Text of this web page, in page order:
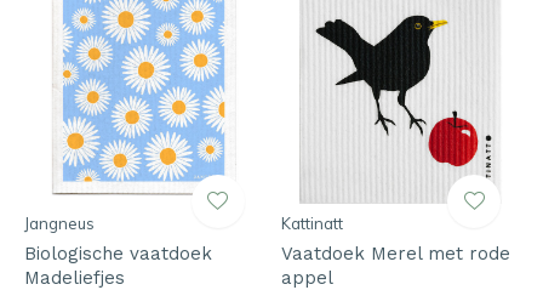
Jangneus
Biologische vaatdoek
Madeliefjes
Kattinatt
Vaatdoek Merel met rode
appel